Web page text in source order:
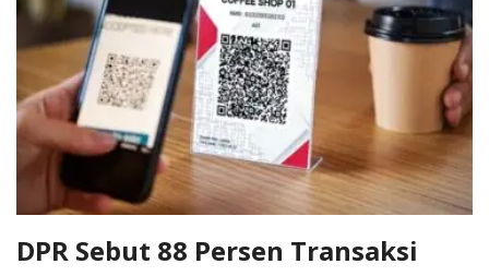
DPR Sebut 88 Persen Transaksi